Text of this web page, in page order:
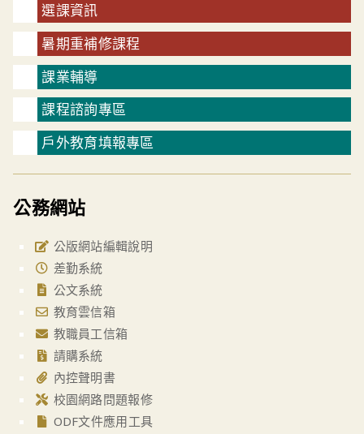
選課資訊
暑期重補修課程
課業輔導
課程諮詢專區
戶外教育填報專區
公務網站
公版網站編輯說明
差勤系統
公文系統
教育雲信箱
教職員工信箱
請購系統
內控聲明書
校園網路問題報修
ODF文件應用工具